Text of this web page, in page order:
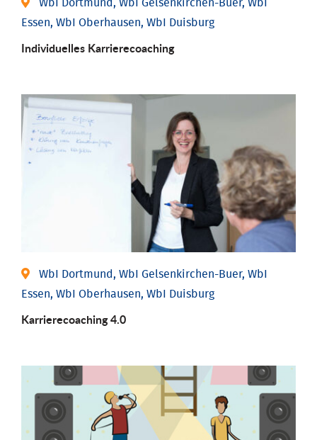
WbI Dortmund, WbI Gelsenkirchen-Buer, WbI
Essen, WbI Oberhausen, WbI Duisburg
Individu­elles Karrierecoaching
WbI Dortmund, WbI Gelsenkirchen-Buer, WbI
Essen, WbI Oberhausen, WbI Duisburg
Karriere­coaching 4.0